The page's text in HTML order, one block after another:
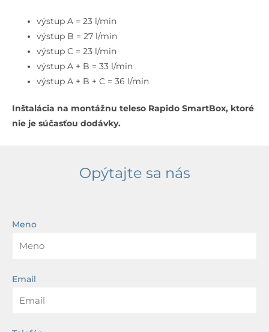
výstup A = 23 l/min
výstup B = 27 l/min
výstup C = 23 l/min
výstup A + B = 33 l/min
výstup A + B + C = 36 l/min
Inštalácia na montážnu teleso Rapido SmartBox, ktoré
nie je súčasťou dodávky.
Opýtajte sa nás
Meno
Email